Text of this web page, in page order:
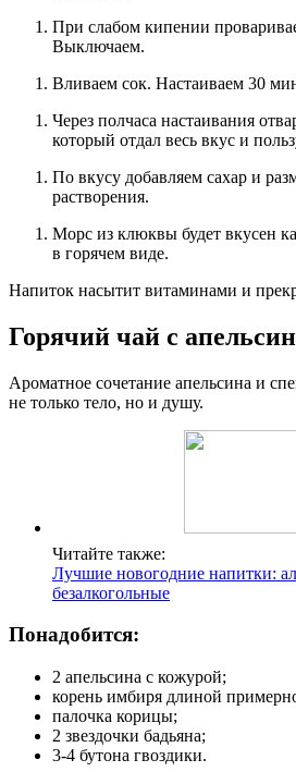
При слабом кипении
Выключаем.
Вливаем сок. Настаиваем 30
Через полчаса настаивания
который отдал весь вкус и
По вкусу добавляем сахар и
растворения.
Морс из клюквы будет вкусен
в горячем виде.
Напиток насытит витаминами и
Горячий чай с
Ароматное сочетание апельсина и
не только тело, но и душу.
Читайте также:
Лучшие новогодние напитки:
безалкогольные
Понадобится:
2 апельсина с кожурой;
корень имбиря длиной
палочка корицы;
2 звездочки бадьяна;
3-4 бутона гвоздики.